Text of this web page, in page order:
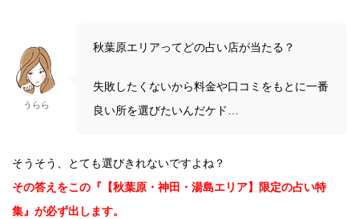
うらら
秋葉原エリアってどの占い店が当たる？
失敗したくないから料金や口コミをもとに一番
良い所を選びたいんだケド…
そうそう、とても選びきれないですよね？
その答えをこの『【秋葉原・神田・湯島エリア】限定の占い特
集』が必ず出します。